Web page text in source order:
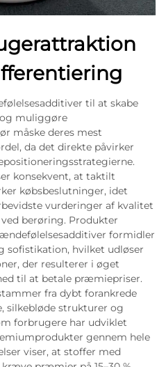
til at skabe
muliggøre
måske deres mest
da det direkte påvirker
konsekvent, at taktilt
købsbeslutninger, idet
vurderinger af kvalitet
berøring. Produkter
formidler
sofistikation, hvilket udløser
der resulterer i øget
til at betale præmiepriser.
fra dybt forankrede
silkebløde strukturer og
forbrugere har udviklet
gennem hele
viser, at stoffer med